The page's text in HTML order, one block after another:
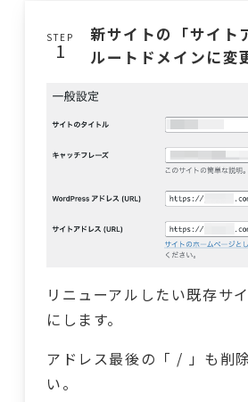
STEP
新サイトの「サイト
ルートドメインに変
リニューアルしたい既存サ
にします。
アドレス最後の「 / 」も削
い。